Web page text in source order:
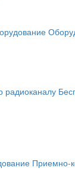
радиоканалу
Приемно-